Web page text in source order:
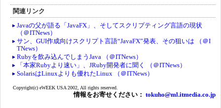
関連リンク
Javaの父が語る「JavaFX」、そしてスクリプティング言語の現状
（＠ITNews）
サン、GUI作成向けスクリプト言語“JavaFX”発表、その狙いは （＠I
TNews）
Rubyを飲み込んでしまうJava （＠ITNews）
「本家Rubyより速い」、JRuby開発者に聞く （＠ITNews）
SolarisはLinuxよりも優れたLinux （＠ITNews）
Copyright(c) eWEEK USA 2002, All rights reserved.
情報をお寄せください： tokuho@ml.itmedia.co.jp